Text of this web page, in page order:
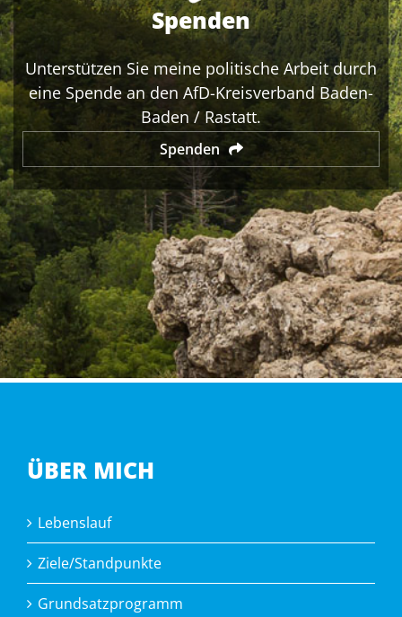
Spenden
Unterstützen Sie meine politische Arbeit durch
eine Spende an den AfD-Kreisverband Baden-
Baden / Rastatt.
Spenden
ÜBER MICH
Lebenslauf
Ziele/Standpunkte
Grundsatzprogramm